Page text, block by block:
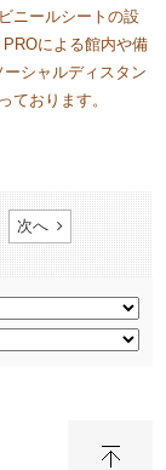
ニールシートの設
による館内や備
シャルディスタン
ております。​
次へ